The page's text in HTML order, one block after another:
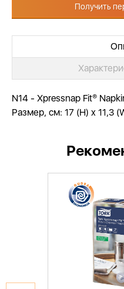
Получить
N14 - Xpressnap Fit®
Размер, см: 17 (H) x 11,3